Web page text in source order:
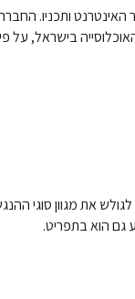
ותכניו. החברה
בישראל, על
את מגוון סוגי
גם הוא בתפריט.